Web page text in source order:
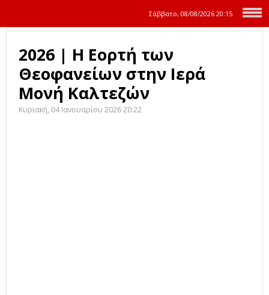
Σάββατο, 08/08/2026 20:15
2026 | Η Εορτή των
Θεοφανείων στην Ιερά
Μονή Καλτεζών
Κυριακή, 04 Ιανουαρίου 2026 20:22